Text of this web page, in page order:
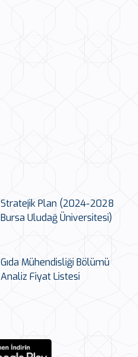
Stratejik Plan (2024-2028
Bursa Uludağ Üniversitesi)
Gıda Mühendisliği Bölümü
Analiz Fiyat Listesi